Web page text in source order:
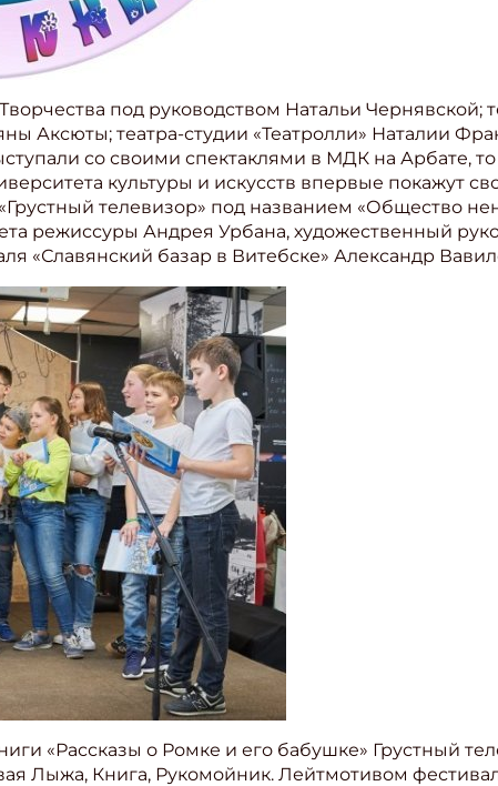
под руководством Натальи Чернявской;
Аксюты; театра-студии «Театролли» Наталии
со своими спектаклями в МДК на Арбате, то
культуры и искусств впервые покажут
телевизор» под названием «Общество
режиссуры Андрея Урбана, художественный
«Славянский базар в Витебске» Александр
«Рассказы о Ромке и его бабушке» Грустный
Лыжа, Книга, Рукомойник. Лейтмотивом